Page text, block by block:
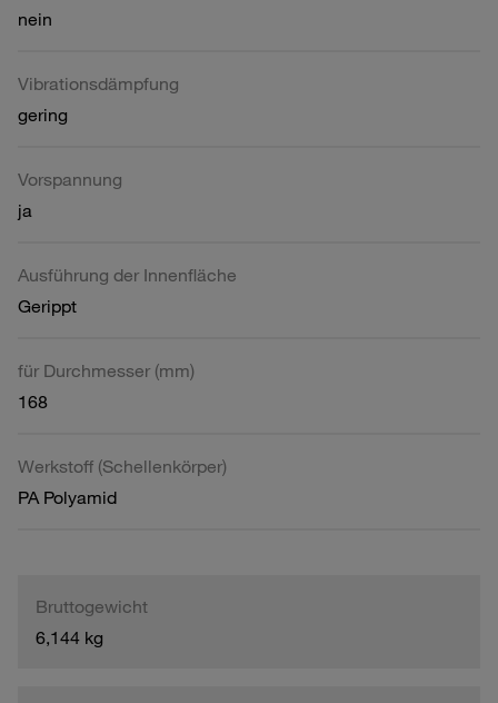
nein
Vibrationsdämpfung
gering
Vorspannung
ja
Ausführung der Innenfläche
Gerippt
für Durchmesser (mm)
168
Werkstoff (Schellenkörper)
PA Polyamid
Bruttogewicht
6,144 kg